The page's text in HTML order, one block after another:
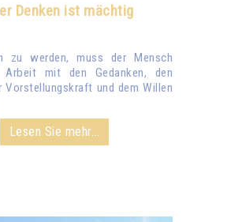
Denken ist mächtig
zu werden, muss der Mensch
Arbeit mit den Gedanken, den
Vorstellungskraft und dem Willen
Lesen Sie mehr...